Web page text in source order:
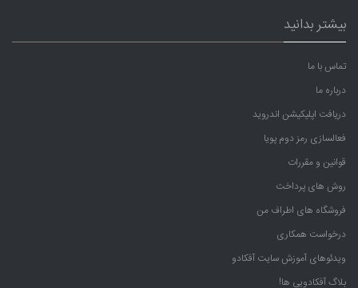
بیشتر بدانید
تماس با ما
درباره ما
دریافت اپلیکیشن اندروید
فعالسازی رمز دوم پویا
قوانین و مقررات
روش های پرداخت
فروشگاه های اطراف من
درخواست همکاری
ویدئوهای آموزش سایت آفکادو
بلاگ آفکادویی ها!